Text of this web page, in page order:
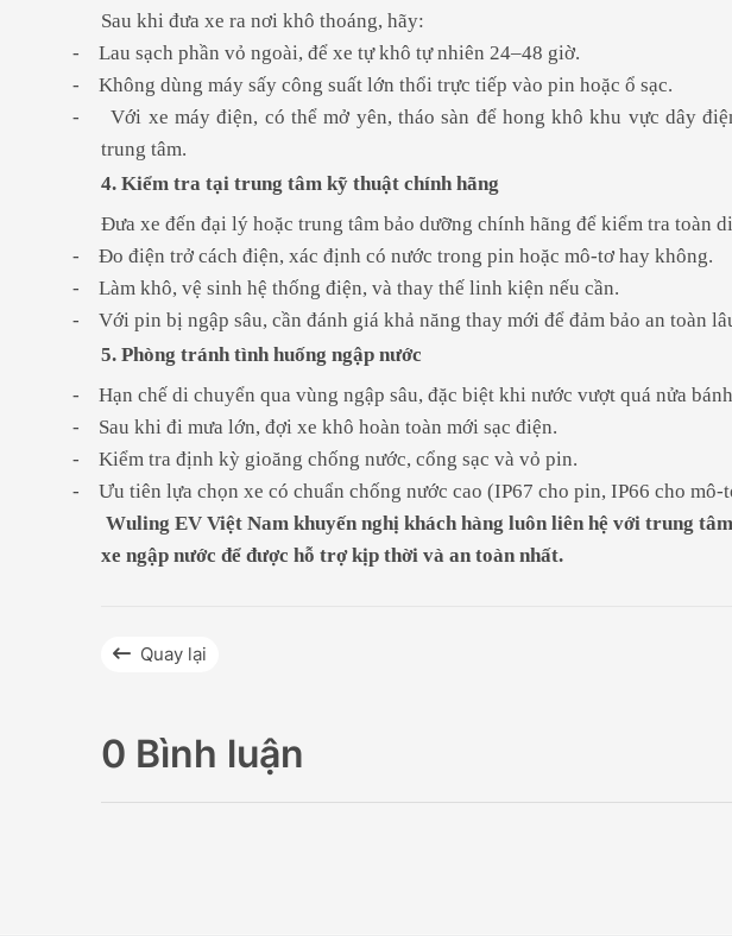
Sau khi đưa xe ra nơi khô thoáng, hãy:
-
Lau sạch phần vỏ ngoài, để xe tự khô tự nhiên 24–48 giờ.
-
Không dùng máy sấy công suất lớn thổi trực tiếp vào pin hoặc ổ sạc.
-
Với xe máy điện, có thể mở yên, tháo sàn để hong khô khu vực dây
trung tâm.
4. Kiểm tra tại trung tâm kỹ thuật chính hãng
Đưa xe đến đại lý hoặc trung tâm bảo dưỡng chính hãng để kiểm tra toàn
-
Đo điện trở cách điện, xác định có nước trong pin hoặc mô-tơ hay không.
-
Làm khô, vệ sinh hệ thống điện, và thay thế linh kiện nếu cần.
-
Với pin bị ngập sâu, cần đánh giá khả năng thay mới để đảm bảo an toàn
5. Phòng tránh tình huống ngập nước
-
Hạn chế di chuyển qua vùng ngập sâu, đặc biệt khi nước vượt quá nửa
-
Sau khi đi mưa lớn, đợi xe khô hoàn toàn mới sạc điện.
-
Kiểm tra định kỳ gioăng chống nước, cổng sạc và vỏ pin.
-
Ưu tiên lựa chọn xe có chuẩn chống nước cao (IP67 cho pin, IP66 cho mô-
Wuling EV Việt Nam khuyến nghị khách hàng luôn liên hệ với trung
xe ngập nước để được hỗ trợ kịp thời và an toàn nhất.
Quay lại
0 Bình luận